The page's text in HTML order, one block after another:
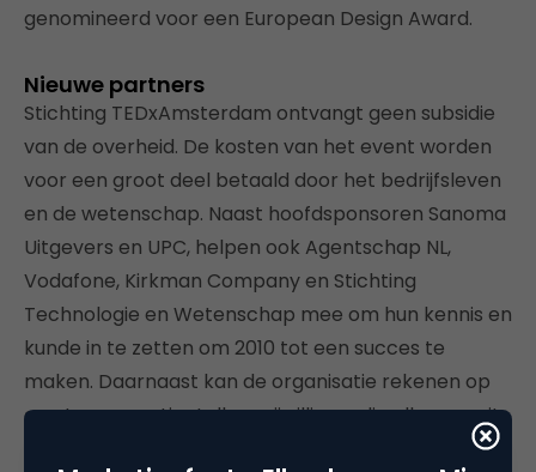
genomineerd voor een European Design Award.
Nieuwe partners
Stichting TEDxAmsterdam ontvangt geen subsidie
van de overheid. De kosten van het event worden
voor een groot deel betaald door het bedrijfsleven
en de wetenschap. Naast hoofdsponsoren Sanoma
Uitgevers en UPC, helpen ook Agentschap NL,
Vodafone, Kirkman Company en Stichting
Technologie en Wetenschap mee om hun kennis en
kunde in te zetten om 2010 tot een succes te
maken. Daarnaast kan de organisatie rekenen op
een team van tientallen vrijwilligers die allen vanuit